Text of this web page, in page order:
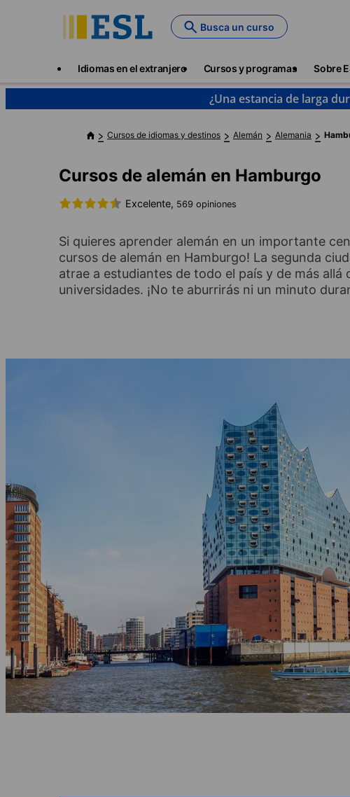
Busca un curso
Idiomas en el extranjero Cursos y programas Sobre
¿Una estancia de larga
Cursos de idiomas y destinos Alemán Alemania
Cursos de alemán en Hamburgo
Excelente, 569 opiniones
Si quieres aprender alemán en un importante
cursos de alemán en Hamburgo! La segunda
atrae a estudiantes de todo el país y de más
universidades. ¡No te aburrirás ni un minuto